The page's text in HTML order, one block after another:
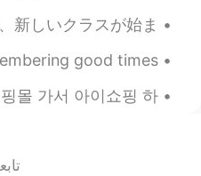
JP
EN
Atom?lol
今日は私の最後の絵になります。明日、新しいクラスが始ま...
out my door remembering good times 😌 ...
도 해주고 가끔 라켓볼도 치고 그러는데 겨울에는 너무 추우니까 쇼핑몰 가서 아이쇼핑 하...